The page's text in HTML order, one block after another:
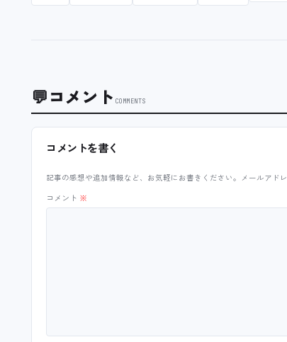
💬コメント COMMENTS
コメントを書く
記事の感想や追加情報など、お気軽にお書きください。メールアド
コメント ※